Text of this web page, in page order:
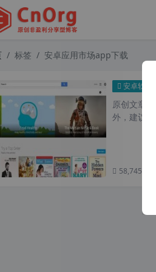
标签 安卓应用市场app下载
安卓软件
原创文章
外，建议
58,745 次浏